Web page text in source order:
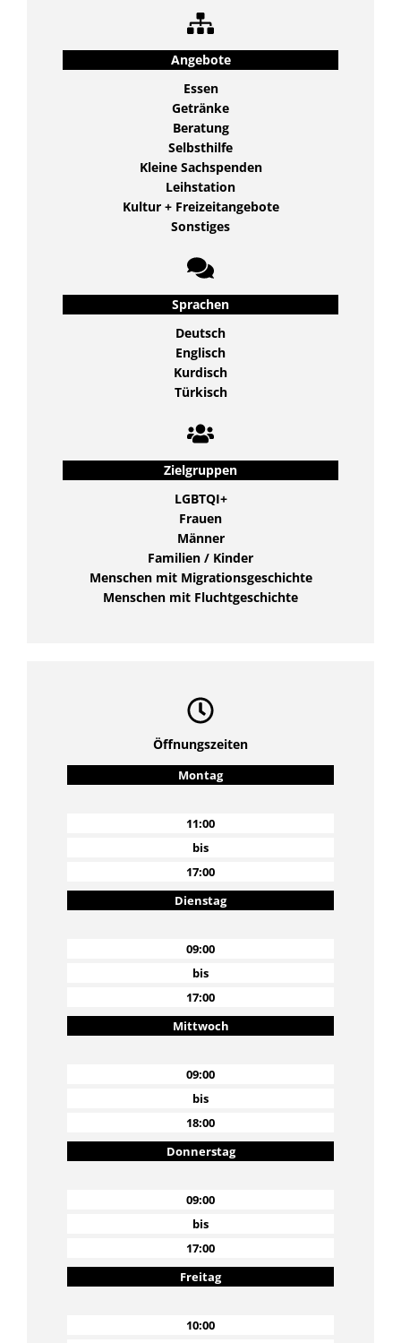
Angebote
Essen
Getränke
Beratung
Selbsthilfe
Kleine Sachspenden
Leihstation
Kultur + Freizeitangebote
Sonstiges
Sprachen
Deutsch
Englisch
Kurdisch
Türkisch
Zielgruppen
LGBTQI+
Frauen
Männer
Familien / Kinder
Menschen mit Migrationsgeschichte
Menschen mit Fluchtgeschichte
Öffnungszeiten
Montag
11:00
bis
17:00
Dienstag
09:00
bis
17:00
Mittwoch
09:00
bis
18:00
Donnerstag
09:00
bis
17:00
Freitag
10:00